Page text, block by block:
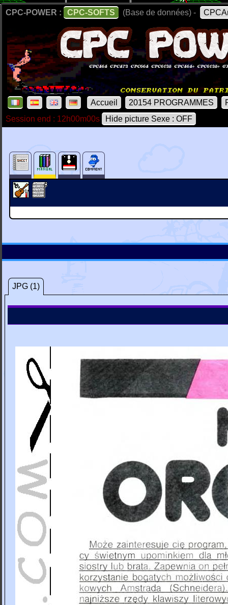
CPC-POWER : CPC-SOFTS (Base de données) -
Accueil 20154 PROGRAMMES
Session end : 12h00m00s
Hide picture Sexe : OFF
JPG (1)